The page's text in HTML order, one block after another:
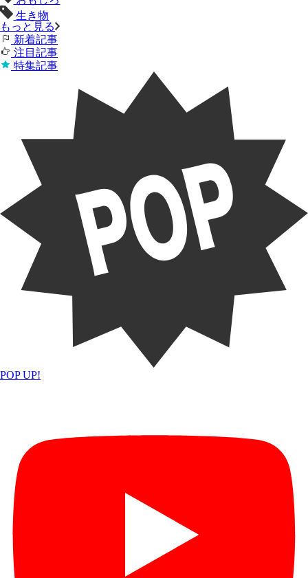
生き物
もっと見る
新着記事
注目記事
特集記事
POP UP!